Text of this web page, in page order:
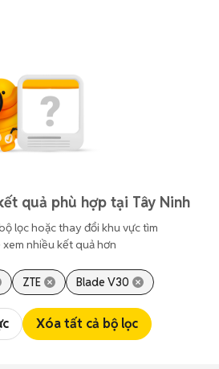
quả phù hợp tại Tây Ninh
lọc hoặc thay đổi khu vực tìm
xem nhiều kết quả hơn
ZTE Blade V30
Xóa tất cả bộ lọc